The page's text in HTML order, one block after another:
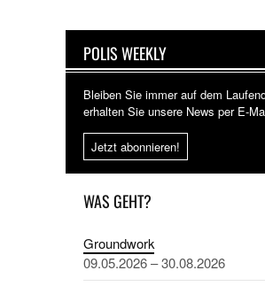
POLIS WEEKLY
Bleiben Sie immer auf dem
erhalten Sie unsere News per E-
Jetzt abonnieren!
WAS GEHT?
Groundwork
09.05.2026 – 30.08.2026